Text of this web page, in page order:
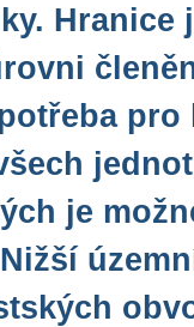
Hranice
pro
je